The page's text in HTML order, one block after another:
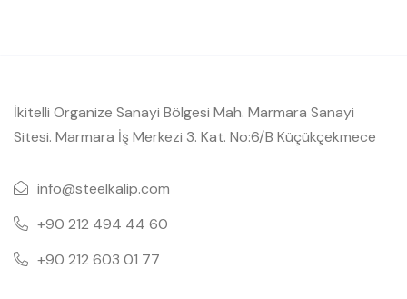
İkitelli Organize Sanayi Bölgesi Mah. Marmara Sanayi
Sitesi. Marmara İş Merkezi 3. Kat. No:6/B Küçükçekmece
info@steelkalip.com
+90 212 494 44 60
+90 212 603 01 77